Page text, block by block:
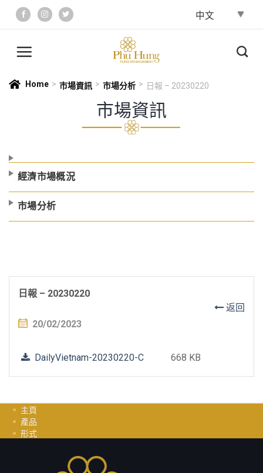
content
Home > 市場資訊 > 市場分析 > 日報 – 20230220
市場資訊
經濟市場概況
市場分析
日報 – 20230220
返回
20/02/2023
DailyVietnam-20230220-C 668 KB
主頁
產品
形式